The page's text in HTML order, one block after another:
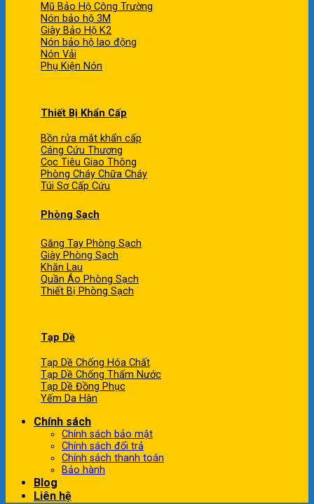
Mũ Bảo Hộ Công Trường
Nón bảo hộ 3M
Giày Bảo Hộ K2
Nón bảo hộ lao động
Nón Vải
Phụ Kiện Nón
Thiết Bị Khẩn Cấp
Bồn rửa mắt khẩn cấp
Cáng Cứu Thương
Cọc Tiêu Giao Thông
Phòng Cháy Chữa Cháy
Túi Sơ Cấp Cứu
Phòng Sạch
Găng Tay Phòng Sạch
Giày Phòng Sạch
Khăn Lau
Quần Áo Phòng Sạch
Thiết Bị Phòng Sạch
Tạp Dề
Tạp Dề Chống Hóa Chất
Tạp Dề Chống Thấm Nước
Tạp Dề Đồng Phục
Yếm Da Hàn
Chính sách
Chính sách bảo mật
Chính sách đổi trả
Chính sách thanh toán
Bảo hành
Blog
Liên hệ